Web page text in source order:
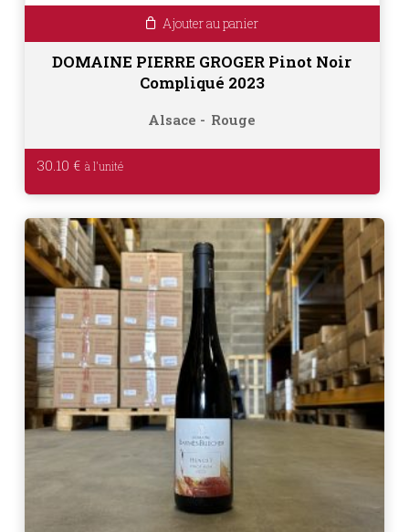
Ajouter au panier
DOMAINE PIERRE GROGER Pinot Noir
Compliqué 2023
Alsace Rouge
30.10 €